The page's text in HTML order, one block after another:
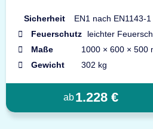
Sicherheit
EN1 nach EN1143-1
Feuerschutz
leichter
Maße
1000 × 600 × 500
Gewicht
302 kg
ab1.228 €